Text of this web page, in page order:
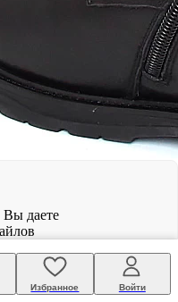
Избранное Войти
Вы даете